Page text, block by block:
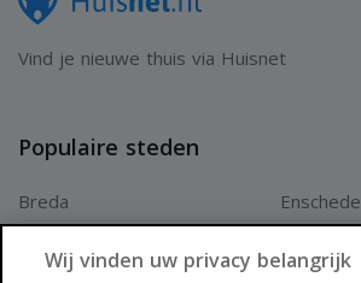
Vind je nieuwe thuis via Huisnet
Populaire steden
Breda
Enschede
Wij vinden uw privacy belangrijk